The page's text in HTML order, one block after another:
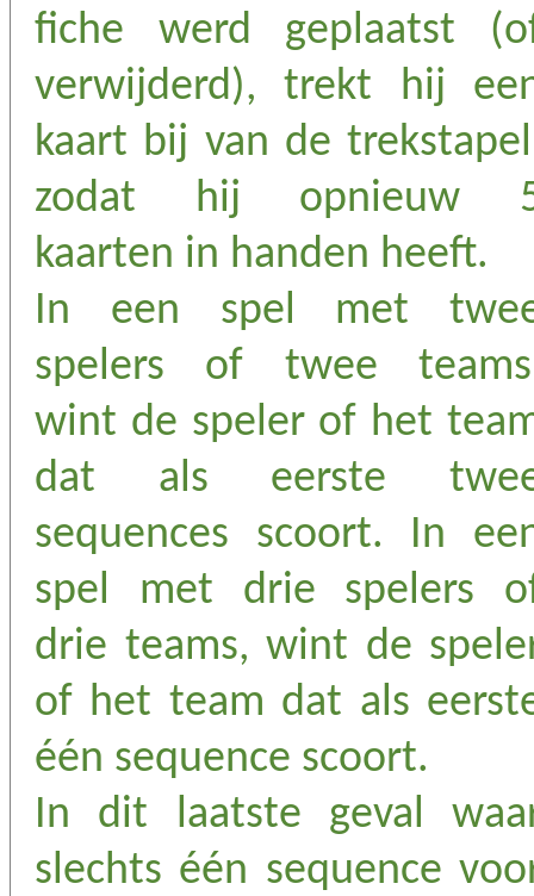
fiche werd geplaatst
verwijderd), trekt hij
kaart bij van de
zodat hij opnieuw
kaarten in handen heeft.
In een spel met
spelers of twee
wint de speler of het
dat als eerste
sequences scoort. In
spel met drie spelers
drie teams, wint de
of het team dat als
één sequence scoort.
In dit laatste geval
slechts één sequence